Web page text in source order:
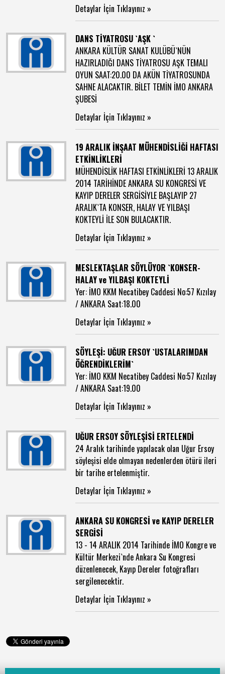
Detaylar İçin Tıklayınız »
DANS TİYATROSU `AŞK `
ANKARA KÜLTÜR SANAT KULÜBÜ`NÜN
HAZIRLADIĞI DANS TİYATROSU AŞK TEMALI
OYUN SAAT:20.00 DA AKÜN TİYATROSUNDA
SAHNE ALACAKTIR. BİLET TEMİN İMO ANKARA
ŞUBESİ
Detaylar İçin Tıklayınız »
19 ARALIK İNŞAAT MÜHENDİSLİĞİ HAFTASI
ETKİNLİKLERİ
MÜHENDİSLİK HAFTASI ETKİNLİKLERİ 13 ARALIK
2014 TARİHİNDE ANKARA SU KONGRESİ VE
KAYIP DERELER SERGİSİYLE BAŞLAYIP 27
ARALIK`TA KONSER, HALAY VE YILBAŞI
KOKTEYLİ İLE SON BULACAKTIR.
Detaylar İçin Tıklayınız »
MESLEKTAŞLAR SÖYLÜYOR `KONSER-
HALAY ve YILBAŞI KOKTEYLİ
Yer: İMO KKM Necatibey Caddesi No:57 Kızılay
/ ANKARA Saat:18.00
Detaylar İçin Tıklayınız »
SÖYLEŞİ: UĞUR ERSOY `USTALARIMDAN
ÖĞRENDİKLERİM`
Yer: İMO KKM Necatibey Caddesi No:57 Kızılay
/ ANKARA Saat:19.00
Detaylar İçin Tıklayınız »
UĞUR ERSOY SÖYLEŞİSİ ERTELENDİ
24 Aralık tarihinde yapılacak olan Uğur Ersoy
söyleşisi elde olmayan nedenlerden ötürü ileri
bir tarihe ertelenmiştir.
Detaylar İçin Tıklayınız »
ANKARA SU KONGRESİ ve KAYIP DERELER
SERGİSİ
13 - 14 ARALIK 2014 Tarihinde İMO Kongre ve
Kültür Merkezi`nde Ankara Su Kongresi
düzenlenecek, Kayıp Dereler fotoğrafları
sergilenecektir.
Detaylar İçin Tıklayınız »